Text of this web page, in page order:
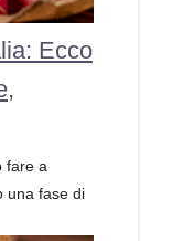
Ecco
fare a
una fase di